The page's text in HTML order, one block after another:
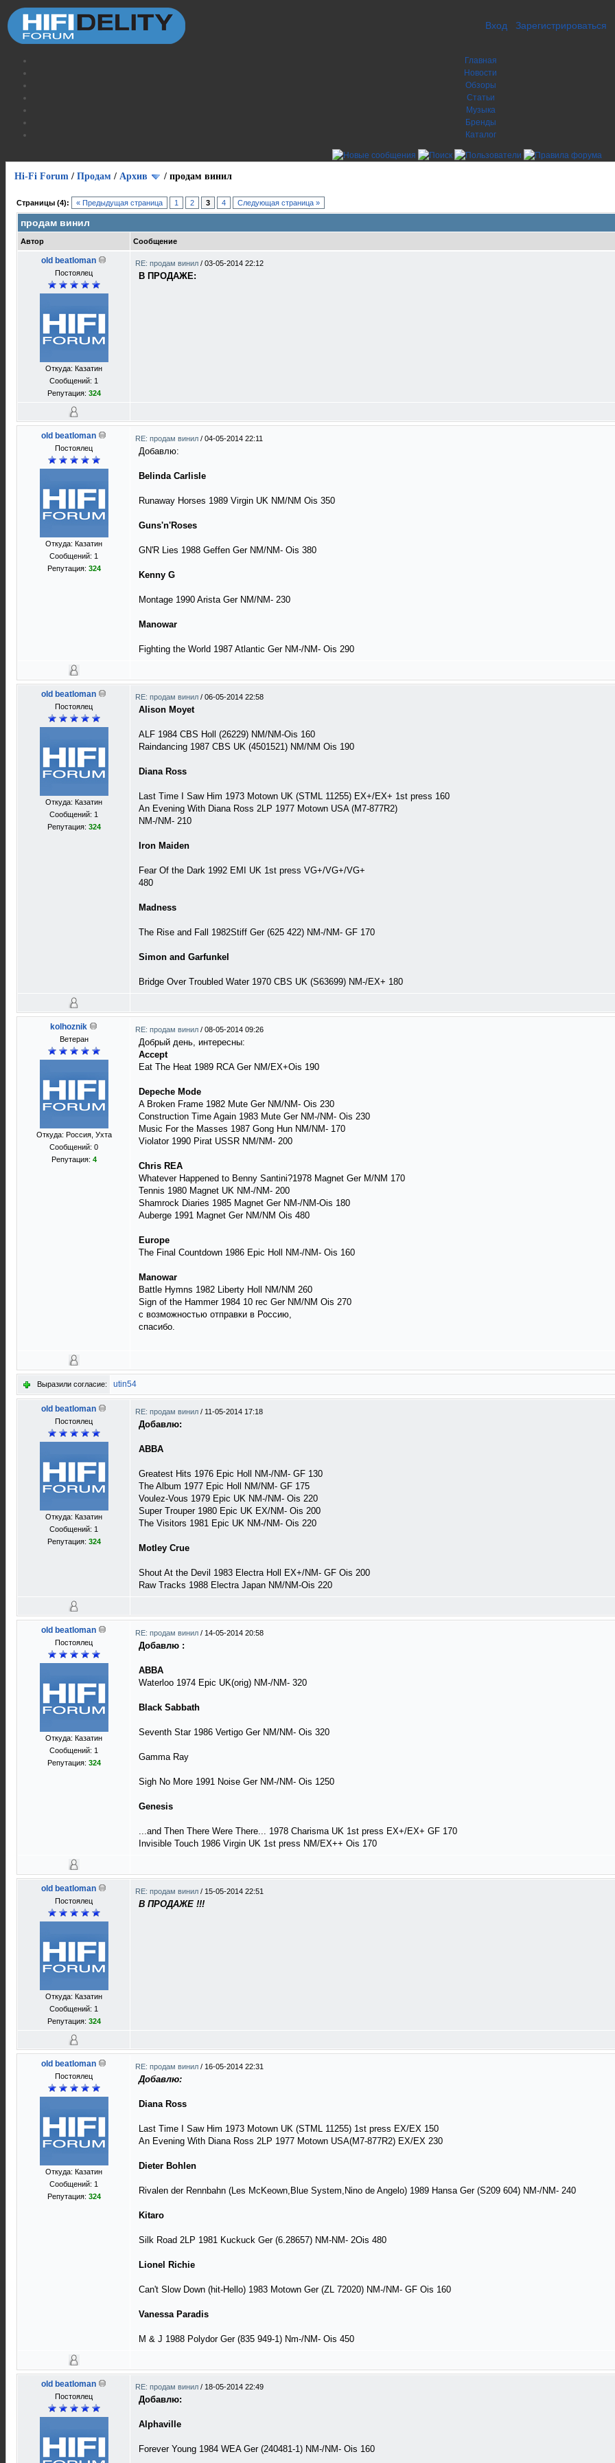
Вход Зарегистрироваться
Главная
Новости
Обзоры
Статьи
Музыка
Бренды
Каталог
Hi-Fi Forum / Продам / Архив / продам винил
Страницы (4): « Предыдущая страница 1 2 3 4 Следующая страница »
продам винил
Автор Сообщение
old beatloman
Постоялец
Откуда: Казатин
Сообщений: 1
Репутация: 324
RE: продам винил / 03-05-2014 22:12
В ПРОДАЖЕ:
old beatloman
Постоялец
Откуда: Казатин
Сообщений: 1
Репутация: 324
RE: продам винил / 04-05-2014 22:11
Добавлю:
Belinda Carlisle
Runaway Horses 1989 Virgin UK NM/NM Ois 350
Guns'n'Roses
GN'R Lies 1988 Geffen Ger NM/NM- Ois 380
Kenny G
Montage 1990 Arista Ger NM/NM- 230
Manowar
Fighting the World 1987 Atlantic Ger NM-/NM- Ois 290
old beatloman
Постоялец
Откуда: Казатин
Сообщений: 1
Репутация: 324
RE: продам винил / 06-05-2014 22:58
Alison Moyet
ALF 1984 CBS Holl (26229) NM/NM-Ois 160
Raindancing 1987 CBS UK (4501521) NM/NM Ois 190
Diana Ross
Last Time I Saw Him 1973 Motown UK (STML 11255) EX+/EX+ 1st press 160
An Evening With Diana Ross 2LP 1977 Motown USA (M7-877R2)
NM-/NM- 210
Iron Maiden
Fear Of the Dark 1992 EMI UK 1st press VG+/VG+/VG+
480
Madness
The Rise and Fall 1982Stiff Ger (625 422) NM-/NM- GF 170
Simon and Garfunkel
Bridge Over Troubled Water 1970 CBS UK (S63699) NM-/EX+ 180
kolhoznik
Ветеран
Откуда: Россия, Ухта
Сообщений: 0
Репутация: 4
RE: продам винил / 08-05-2014 09:26
Добрый день, интересны:
Accept
Eat The Heat 1989 RCA Ger NM/EX+Ois 190
Depeche Mode
A Broken Frame 1982 Mute Ger NM/NM- Ois 230
Construction Time Again 1983 Mute Ger NM-/NM- Ois 230
Music For the Masses 1987 Gong Hun NM/NM- 170
Violator 1990 Pirat USSR NM/NM- 200
Chris REA
Whatever Happened to Benny Santini?1978 Magnet Ger M/NM 170
Tennis 1980 Magnet UK NM-/NM- 200
Shamrock Diaries 1985 Magnet Ger NM-/NM-Ois 180
Auberge 1991 Magnet Ger NM/NM Ois 480
Europe
The Final Countdown 1986 Epic Holl NM-/NM- Ois 160
Manowar
Battle Hymns 1982 Liberty Holl NM/NM 260
Sign of the Hammer 1984 10 rec Ger NM/NM Ois 270
с возможностью отправки в Россию,
спасибо.
Выразили согласие: utin54
old beatloman
Постоялец
Откуда: Казатин
Сообщений: 1
Репутация: 324
RE: продам винил / 11-05-2014 17:18
Добавлю:
ABBA
Greatest Hits 1976 Epic Holl NM-/NM- GF 130
The Album 1977 Epic Holl NM/NM- GF 175
Voulez-Vous 1979 Epic UK NM-/NM- Ois 220
Super Trouper 1980 Epic UK EX/NM- Ois 200
The Visitors 1981 Epic UK NM-/NM- Ois 220
Motley Crue
Shout At the Devil 1983 Electra Holl EX+/NM- GF Ois 200
Raw Tracks 1988 Electra Japan NM/NM-Ois 220
old beatloman
Постоялец
Откуда: Казатин
Сообщений: 1
Репутация: 324
RE: продам винил / 14-05-2014 20:58
Добавлю :
ABBA
Waterloo 1974 Epic UK(orig) NM-/NM- 320
Black Sabbath
Seventh Star 1986 Vertigo Ger NM/NM- Ois 320
Gamma Ray
Sigh No More 1991 Noise Ger NM-/NM- Ois 1250
Genesis
...and Then There Were There... 1978 Charisma UK 1st press EX+/EX+ GF 170
Invisible Touch 1986 Virgin UK 1st press NM/EX++ Ois 170
old beatloman
Постоялец
Откуда: Казатин
Сообщений: 1
Репутация: 324
RE: продам винил / 15-05-2014 22:51
В ПРОДАЖЕ !!!
old beatloman
Постоялец
Откуда: Казатин
Сообщений: 1
Репутация: 324
RE: продам винил / 16-05-2014 22:31
Добавлю:
Diana Ross
Last Time I Saw Him 1973 Motown UK (STML 11255) 1st press EX/EX 150
An Evening With Diana Ross 2LP 1977 Motown USA(M7-877R2) EX/EX 230
Dieter Bohlen
Rivalen der Rennbahn (Les McKeown,Blue System,Nino de Angelo) 1989 Hansa Ger (S209 604) NM-/NM- 240
Kitaro
Silk Road 2LP 1981 Kuckuck Ger (6.28657) NM-NM- 2Ois 480
Lionel Richie
Can't Slow Down (hit-Hello) 1983 Motown Ger (ZL 72020) NM-/NM- GF Ois 160
Vanessa Paradis
M & J 1988 Polydor Ger (835 949-1) Nm-/NM- Ois 450
old beatloman
Постоялец
RE: продам винил / 18-05-2014 22:49
Добавлю:
Alphaville
Forever Young 1984 WEA Ger (240481-1) NM-/NM- Ois 160